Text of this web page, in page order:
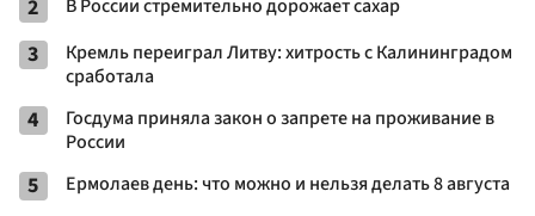
2 В России стремительно дорожает сахар
3
Кремль переиграл Литву: хитрость с Калининградом
сработала
4
Госдума приняла закон о запрете на проживание в
России
5 Ермолаев день: что можно и нельзя делать 8 августа